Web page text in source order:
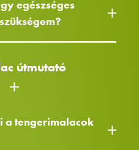
egészséges
útmutató
a tengerimalacok